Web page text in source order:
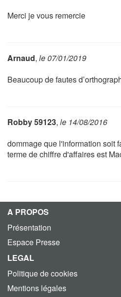
Merci je vous remercie
Arnaud, le 07/01/2019
Beaucoup de fautes
Robby 59123, le 14/08/2016
dommage que l'information soit
terme de chiffre d'affaires est
A PROPOS
Présentation
Espace Presse
LEGAL
Politique de cookies
Mentions légales